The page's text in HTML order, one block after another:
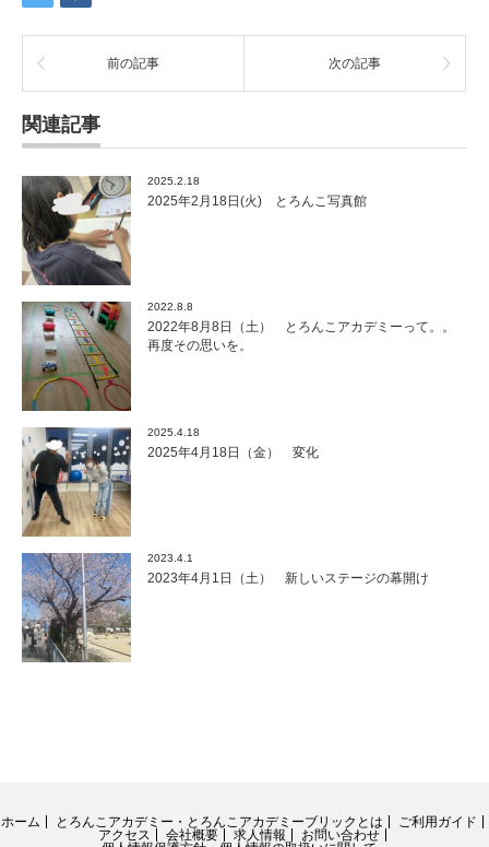
前の記事 次の記事
関連記事
2025.2.18
2025年2月18日(火) とろんこ写真館
2022.8.8
2022年8月8日（土） とろんこアカデミーって。。
再度その思いを。
2025.4.18
2025年4月18日（金） 変化
2023.4.1
2023年4月1日（土） 新しいステージの幕開け
ホーム とろんこアカデミー・とろんこアカデミーブリックとは
ご利用ガイド
アクセス
会社概要 求人情報
お問い合わせ